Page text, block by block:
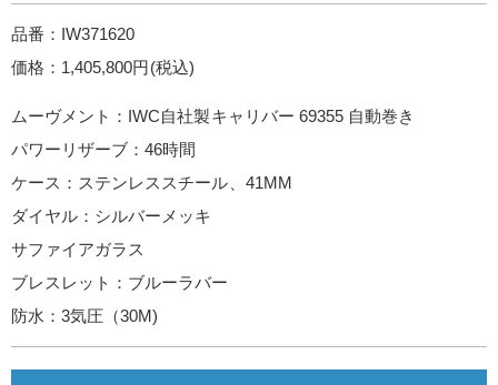
品番：IW371620
価格：1,405,800円(税込)
ムーヴメント：IWC自社製キャリバー 69355 自動巻き
パワーリザーブ：46時間
ケース：ステンレススチール、41MM
ダイヤル：シルバーメッキ
サファイアガラス
ブレスレット：ブルーラバー
防水：3気圧（30M)